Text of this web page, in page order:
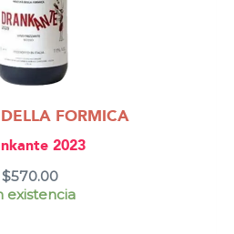
FORMICA
2023
$570.00
existencia